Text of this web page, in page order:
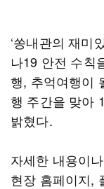
‘쏭내관의 재미
나19 안전 수칙
행, 추억여행이
행 주간을 맞아
밝혔다.
자세한 내용이
현장 홈페이지,